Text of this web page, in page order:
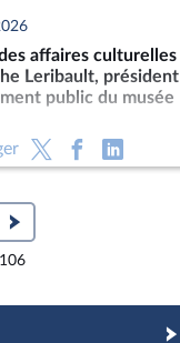
affaires culturelles
Leribault, président
public du musée